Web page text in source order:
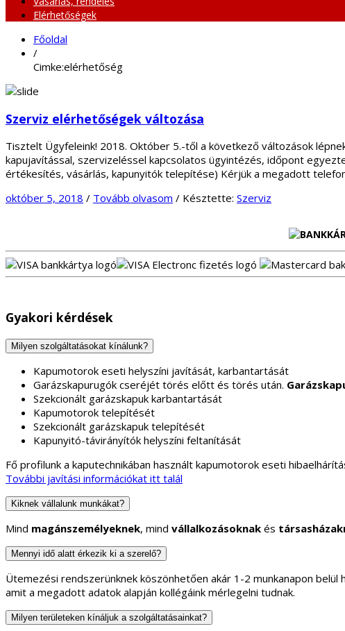
Elérhetőségek
Főoldal
/
Cimke:elérhetőség
Szerviz elérhetőségek változása
Tisztelt Ügyfeleink! 2018. Október 5.-től a következő változások
kapujavítással, szervizeléssel kapcsolatos ügyintézés, időpont
értékesítés, vásárlás, kapunyitók telepítése) Kérjük a megadott
október 5, 2018 / Tovább olvasom / Késztette: Szerviz
Gyakori kérdések
Milyen szolgáltatásokat kínálunk?
Kapumotorok eseti helyszíni javítását, karbantartását
Garázskapurugók cseréjét törés előtt és törés után.
Szekcionált garázskapuk karbantartását
Kapumotorok telepítését
Szekcionált garázskapuk telepítését
Kapunyitó-távirányítók helyszíni feltanítását
Fő profilunk a kaputechnikában használt kapumotorok eseti
További javítási információkat itt talál
Kiknek vállalunk munkákat?
Mind magánszemélyeknek, mind vállalkozásoknak és
Mennyi idő alatt érkezik ki a szerelő?
Ütemezési rendszerünknek köszönhetően akár 1-2 munkanapon
amit a megadott adatok alapján kollégáink mérlegelni tudnak.
Milyen területeken kínáljuk a szolgáltatásainkat?